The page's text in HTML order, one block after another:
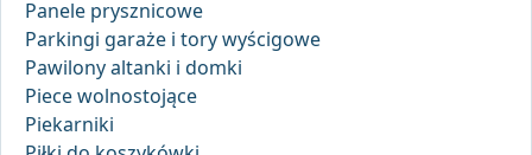
Panele prysznicowe
Parkingi garaże i tory wyścigowe
Pawilony altanki i domki
Piece wolnostojące
Piekarniki